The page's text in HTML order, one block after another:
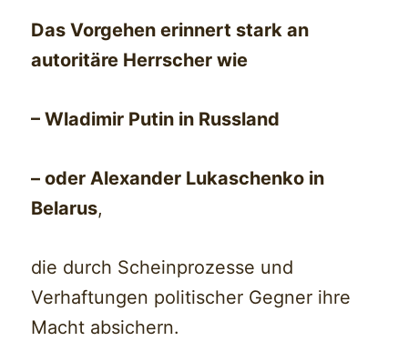
Das Vorgehen erinnert stark an
autoritäre Herrscher wie
– Wladimir Putin in Russland
– oder Alexander Lukaschenko in
Belarus,
die durch Scheinprozesse und
Verhaftungen politischer Gegner ihre
Macht absichern.